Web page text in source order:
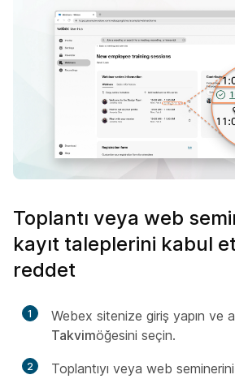
Toplantı veya web
kayıt taleplerini kabul
reddet
1
Webex sitenize giriş yapın ve
Takvimöğesini seçin.
2
Toplantıyı veya web